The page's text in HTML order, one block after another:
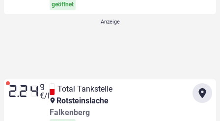
geöffnet
2.24 9
€/l
Total Tankstelle
Rotsteinslache
Falkenberg